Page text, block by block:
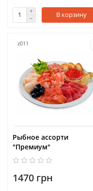
В корзину
z011
Рыбное ассорти
"Премиум"
1470 грн